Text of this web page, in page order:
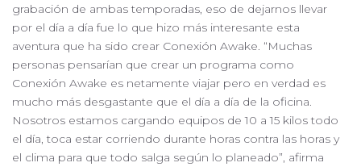
grabación de ambas temporadas, eso de dejarnos llevar
por el día a día fue lo que hizo más interesante esta
aventura que ha sido crear Conexión Awake. “Muchas
personas pensarían que crear un programa como
Conexión Awake es netamente viajar pero en verdad es
mucho más desgastante que el día a día de la oficina.
Nosotros estamos cargando equipos de 10 a 15 kilos todo
el día, toca estar corriendo durante horas contra las horas y
el clima para que todo salga según lo planeado”, afirma